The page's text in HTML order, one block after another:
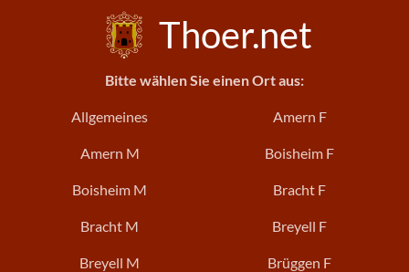
Thoer.net
Bitte wählen Sie einen Ort aus:
Allgemeines Amern F
Amern M Boisheim F
Boisheim M Bracht F
Bracht M Breyell F
Breyell M Brüggen F